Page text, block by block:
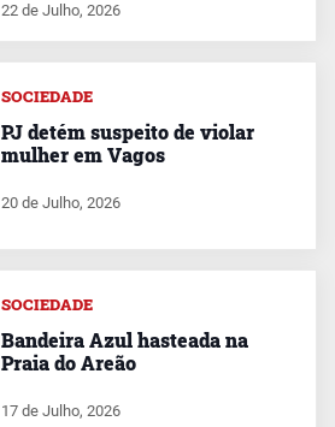
22 de Julho, 2026
SOCIEDADE
PJ detém suspeito de violar
mulher em Vagos
20 de Julho, 2026
SOCIEDADE
Bandeira Azul hasteada na
Praia do Areão
17 de Julho, 2026